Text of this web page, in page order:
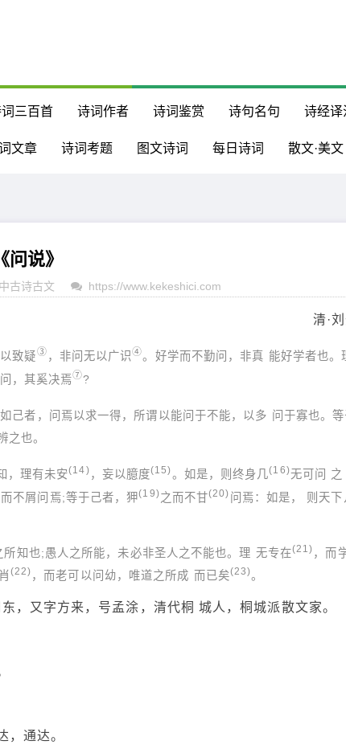
三百首 诗词作者 诗词鉴赏 诗句名句 诗经译
文章 诗词考题 图文诗词 每日诗词 散文·美文
《问说》
古诗古文 https://www.kekeshici.com
清·
致疑③ ，非问无以广识④。好学而不勤问，非真 能好学者也。
问，其奚决焉⑦?
己者，问焉以求一得，所谓以能问于不能，以多 问于寡也。等
之也。
，理有未安(14) ，妄以臆度(15)。如是，则终身几(16)无可问 之
不屑问焉;等于己者，狎(19)之而不甘(20) 问焉：如是， 则天下
知也;愚人之所能，未必非圣人之不能也。理 无专在(21) ，而
(22) ，而老可以问幼，唯道之所成 而已矣(23)。
又字方来，号孟涂，清代桐 城人，桐城派散文家。
通达。